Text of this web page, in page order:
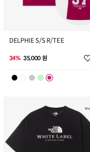
DELPHIE S/S R/TEE
35,000 원
34%